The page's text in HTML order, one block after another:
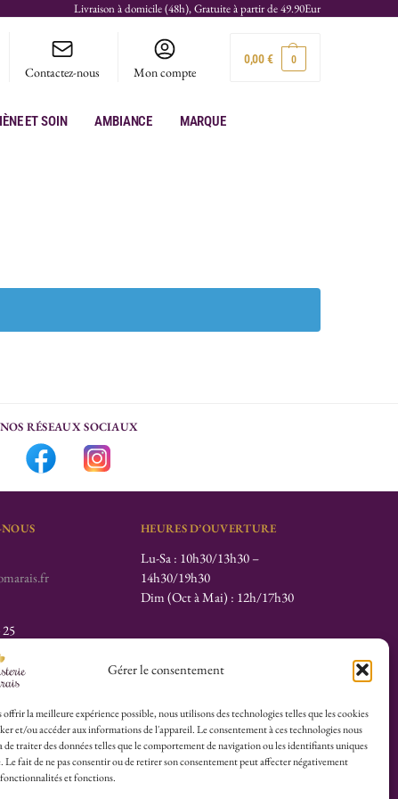
Gérer le consentement
offrir la meilleure expérience possible, nous utilisons des technologies telles que les cookies
et/ou accéder aux informations de l'appareil. Le consentement à ces technologies nous
de traiter des données telles que le comportement de navigation ou les identifiants uniques
Le fait de ne pas consentir ou de retirer son consentement peut affecter négativement
et fonctions.
Livraison à domicile (48h), Gratuite à partir de 49.90Eur
Contactez-nous Mon compte
0,00€ 0
et soin Ambiance Marque
NOS RÉSEAUX SOCIAUX
:
Calvaire
HEURES D’OUVERTURE
Lu-Sa : 10h30/13h30 –
14h30/19h30
Dim (Oct à Mai) : 12h/17h30
© 2026 Herboristerie du Marais.